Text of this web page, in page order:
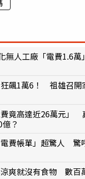
無人工廠「電費1.6
飆1萬6！ 祖雄召開
竟高達近26萬元」
？
費帳單」超驚人 驚
爽就沒有食物 數百